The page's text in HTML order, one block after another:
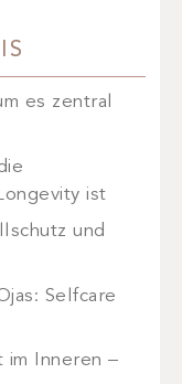
es zentral
ist
und
Selfcare
im Inneren –